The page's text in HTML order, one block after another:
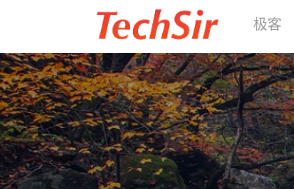
极客